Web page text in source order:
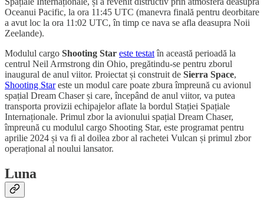
Oceanui Pacific, la ora 11:45 UTC (manevra finală pentru deorbitare
a avut loc la ora 11:02 UTC, în timp ce nava se afla deasupra Noii
Zeelande).
Modulul cargo Shooting Star este testatîn această perioadă la
centrul Neil Armstrong din Ohio, pregătindu-se pentru zborul
inaugural de anul viitor. Proiectat și construit de Sierra Space,
Shooting Stareste un modul care poate zbura împreună cu avionul
spațial Dream Chaser și care, începând de anul viitor, va putea
transporta provizii echipajelor aflate la bordul Stației Spațiale
Internaționale. Primul zbor la avionului spațial Dream Chaser,
împreună cu modulul cargo Shooting Star, este programat pentru
aprilie 2024 și va fi al doilea zbor al rachetei Vulcan și primul zbor
operațional al noului lansator.
Luna